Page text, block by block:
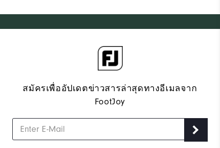
สมัครเพื่ออัปเดตข่าวสารล่าสุดทางอีเมลจาก
FootJoy